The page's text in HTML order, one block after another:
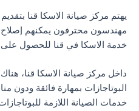
يهتم مركز صيانة الاسكا قنا
مهندسون محترفون يمكنهم
خدمة الاسكا في قنا للحصول
داخل مركز صيانة الاسكا قنا،
البوتاجازات بمهارة فائقة ودون
خدمات الصيانة اللازمة